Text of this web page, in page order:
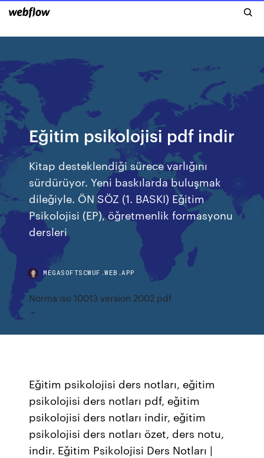
Eğitim psikolojisi pdf indir
Kitap desteklendiği sürece varlığını
sürdürüyor. Yeni baskılarda buluşmak
dileğiyle. ÖN SÖZ (1. BASKI) Eğitim
Psikolojisi (EP), öğretmenlik formasyonu
dersleri
MEGASOFTSCWUF.WEB.APP
Norma iso 10013 version 2002 pdf
Eğitim psikolojisi ders notları, eğitim
psikolojisi ders notları pdf, eğitim
psikolojisi ders notları indir, eğitim
psikolojisi ders notları özet, ders notu,
indir. Eğitim Psikolojisi Ders Notları |